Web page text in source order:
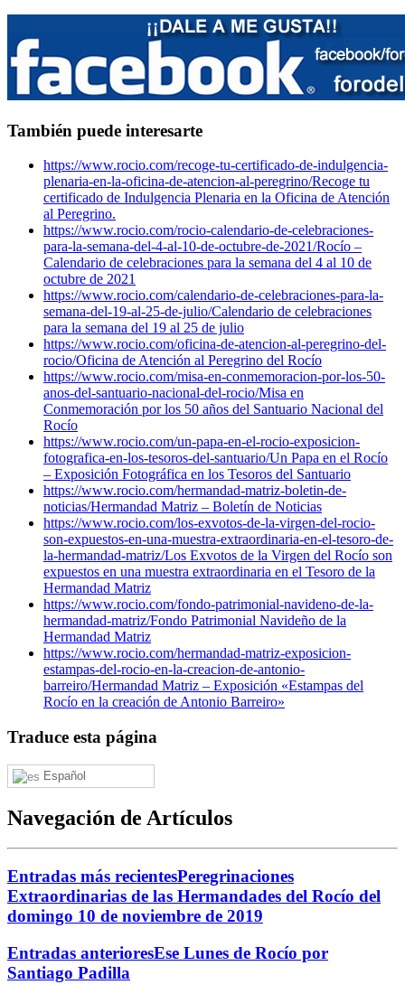
También puede interesarte
https://www.rocio.com/recoge-tu-certificado-de-indulgencia-
plenaria-en-la-oficina-de-atencion-al-peregrino/Recoge tu
certificado de Indulgencia Plenaria en la Oficina de Atención
al Peregrino.
https://www.rocio.com/rocio-calendario-de-celebraciones-
para-la-semana-del-4-al-10-de-octubre-de-2021/Rocío –
Calendario de celebraciones para la semana del 4 al 10 de
octubre de 2021
https://www.rocio.com/calendario-de-celebraciones-para-la-
semana-del-19-al-25-de-julio/Calendario de celebraciones
para la semana del 19 al 25 de julio
https://www.rocio.com/oficina-de-atencion-al-peregrino-del-
rocio/Oficina de Atención al Peregrino del Rocío
https://www.rocio.com/misa-en-conmemoracion-por-los-50-
anos-del-santuario-nacional-del-rocio/Misa en
Conmemoración por los 50 años del Santuario Nacional del
Rocío
https://www.rocio.com/un-papa-en-el-rocio-exposicion-
fotografica-en-los-tesoros-del-santuario/Un Papa en el Rocío
– Exposición Fotográfica en los Tesoros del Santuario
https://www.rocio.com/hermandad-matriz-boletin-de-
noticias/Hermandad Matriz – Boletín de Noticias
https://www.rocio.com/los-exvotos-de-la-virgen-del-rocio-
son-expuestos-en-una-muestra-extraordinaria-en-el-tesoro-de-
la-hermandad-matriz/Los Exvotos de la Virgen del Rocío son
expuestos en una muestra extraordinaria en el Tesoro de la
Hermandad Matriz
https://www.rocio.com/fondo-patrimonial-navideno-de-la-
hermandad-matriz/Fondo Patrimonial Navideño de la
Hermandad Matriz
https://www.rocio.com/hermandad-matriz-exposicion-
estampas-del-rocio-en-la-creacion-de-antonio-
barreiro/Hermandad Matriz – Exposición «Estampas del
Rocío en la creación de Antonio Barreiro»
Traduce esta página
Español
Navegación de Artículos
Entradas más recientesPeregrinaciones
Extraordinarias de las Hermandades del Rocío del
domingo 10 de noviembre de 2019
Entradas anterioresEse Lunes de Rocío por
Santiago Padilla